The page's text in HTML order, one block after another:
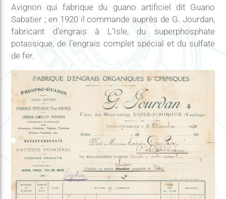
Avignon qui fabrique du guano artificiel dit Guano
Sabatier ; en 1920 il commande auprès de G. Jourdan,
fabricant d’engrais à L’Isle, du superphosphate
potassique, de l’engrais complet spécial et du sulfate
de fer.